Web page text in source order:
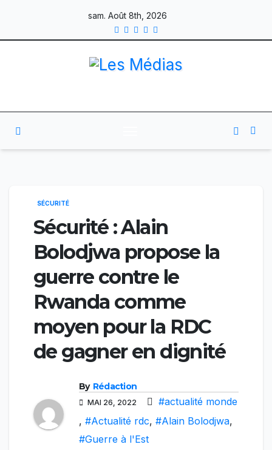
sam. Août 8th, 2026
SÉCURITÉ
Sécurité : Alain
Bolodjwa propose la
guerre contre le
Rwanda comme
moyen pour la RDC
de gagner en dignité
By Rédaction
MAI 26, 2022
#actualité monde
, #Actualité rdc, #Alain Bolodjwa,
#Guerre à l'Est